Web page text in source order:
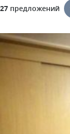
27 предложений